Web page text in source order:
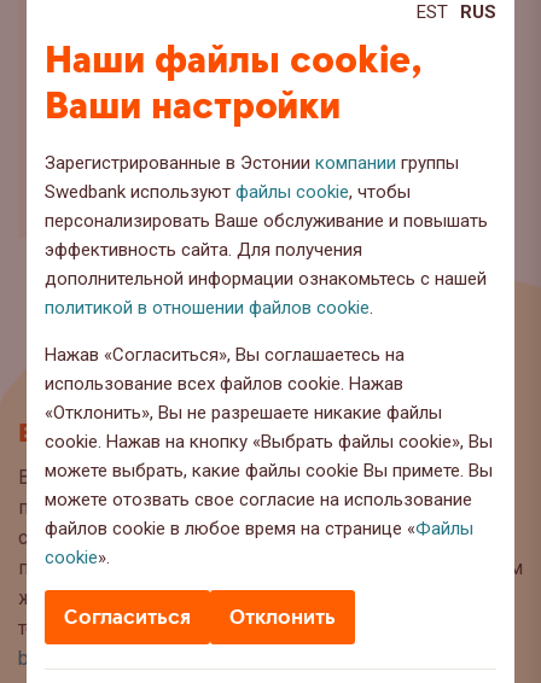
EST RUS
Наши файлы cookie,
Ваши настройки
Зарегистрированные в Эстониикомпании группы
Swedbank используютфайлы cookie, чтобы
персонализировать Ваше обслуживание и повышать
эффективность сайта. Для получения
дополнительной информации ознакомьтесь с нашей
политикой в отношении файлов cookie.
Нажав «Согласиться», Вы соглашаетесь на
использование всех файлов cookie. Нажав
«Отклонить», Вы не разрешаете никакие файлы
cookie. Нажав на кнопку «Выбрать файлы cookie», Вы
можете выбрать, какие файлы cookie Вы примете. Вы
можете отозвать свое согласие на использование
файлов cookie в любое время на странице «Файлы
cookie».
Согласиться Отклонить
Блог
Вы находитесь на странице блога Swedbank, где мы
публикуем интересную информацию и полезные
советы, чтобы Вы могли сделать осознанный выбор
при управлении своими финансами. Мы с нетерпением
ждём Ваших вопросов, предложений и мнений по
темам, которые Вы хотели бы прочитать в этом блоге:
blog@swedbank.ee